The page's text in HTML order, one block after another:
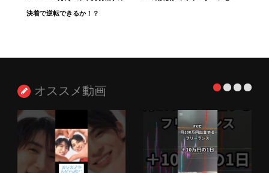
決着で逆転できるか！？
オススメ動画